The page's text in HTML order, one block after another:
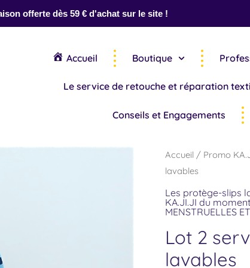
offerte dès 59 € d'achat sur le site !
Accueil Boutique
Le service de retouche et réparation
Conseils et Engagements
Accueil / Promo
lavables
Les protège-slips
KA.JI.JI du moment
MENSTRUELLES
Lot 2
lavables
Le
quantité
de
2
serviettes
lavables
+